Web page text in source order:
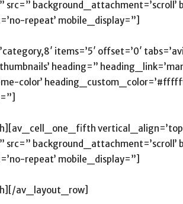
src=” background_attachment=’scroll’
repeat’ mobile_display=”]
items=’5′ offset=’0′
heading=”
color’
vertical_align=’top’
src=” background_attachment=’scroll’
repeat’ mobile_display=”]
av_layout_row]